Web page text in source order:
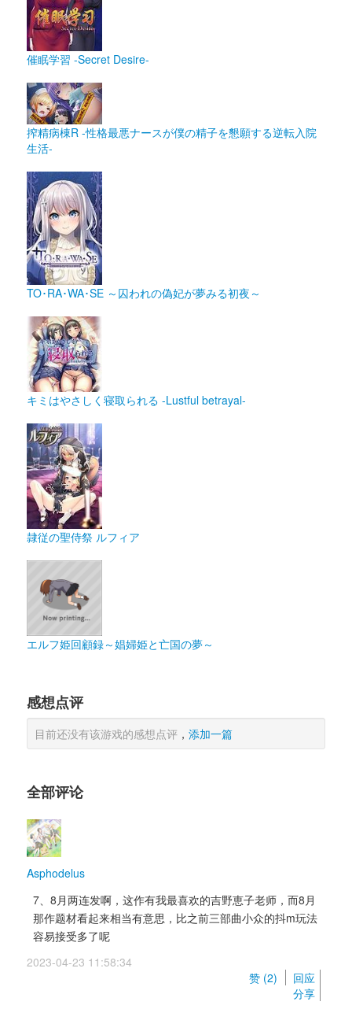
催眠学習 -Secret Desire-
搾精病棟R -性格最悪ナースが僕の精子を懇願する逆転入院
生活-
TO･RA･WA･SE ～囚われの偽妃が夢みる初夜～
キミはやさしく寝取られる -Lustful betrayal-
隷従の聖侍祭 ルフィア
エルフ姫回顧録～娼婦姫と亡国の夢～
感想点评
目前还没有该游戏的感想点评 ， 添加一篇
全部评论
Asphodelus
7、8月两连发啊，这作有我最喜欢的吉野恵子老师，而8月
那作题材看起来相当有意思，比之前三部曲小众的抖m玩法
容易接受多了呢
2023-04-23 11:58:34
赞 (2)
回应
分享